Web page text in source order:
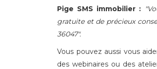
Pige SMS immobilier :
gratuite et de précieux
36047".
Vous pouvez aussi vous
des webinaires ou des